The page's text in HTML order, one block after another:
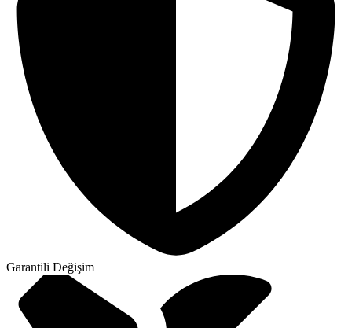
Garantili Değişim